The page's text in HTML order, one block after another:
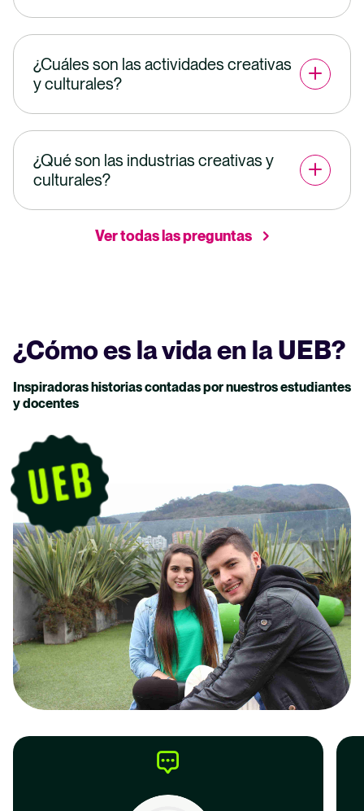
¿Cuáles son las actividades creativas
y culturales?
¿Qué son las industrias creativas y
culturales?
Ver todas las preguntas
¿Cómo es la vida en la UEB?
Inspiradoras historias contadas por nuestros estudiantes
y docentes